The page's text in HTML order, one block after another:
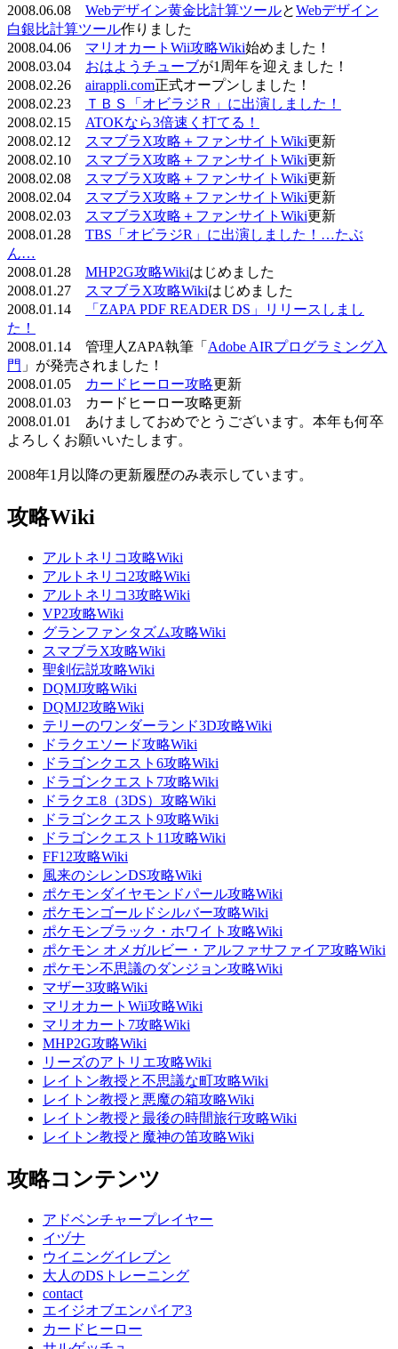
2008.06.08 Webデザイン黄金比計算ツールとWebデザイン
白銀比計算ツール作りました
2008.04.06 マリオカートWii攻略Wiki始めました！
2008.03.04 おはようチューブが1周年を迎えました！
2008.02.26 airappli.com正式オープンしました！
2008.02.23
ＴＢＳ「オビラジＲ」に出演しました！
2008.02.15 ATOKなら3倍速く打てる！
2008.02.12
スマブラX攻略＋ファンサイトWiki更新
2008.02.10
スマブラX攻略＋ファンサイトWiki更新
2008.02.08
スマブラX攻略＋ファンサイトWiki更新
2008.02.04
スマブラX攻略＋ファンサイトWiki更新
2008.02.03
スマブラX攻略＋ファンサイトWiki更新
2008.01.28 TBS「オビラジR」に出演しました！…たぶ
ん…
2008.01.28 MHP2G攻略Wikiはじめました
2008.01.27
スマブラX攻略Wikiはじめました
2008.01.14
「ZAPA PDF READER DS」リリースしまし
た！
2008.01.14 管理人ZAPA執筆「 Adobe AIRプログラミング入
門 」が発売されました！
2008.01.05
カードヒーロー攻略更新
2008.01.03 カードヒーロー攻略更新
2008.01.01 あけましておめでとうございます。本年も何卒
よろしくお願いいたします。
2008年1月以降の更新履歴のみ表示しています。
攻略Wiki
アルトネリコ攻略Wiki
アルトネリコ2攻略Wiki
アルトネリコ3攻略Wiki
VP2攻略Wiki
グランファンタズム攻略Wiki
スマブラX攻略Wiki
聖剣伝説攻略Wiki
DQMJ攻略Wiki
DQMJ2攻略Wiki
テリーのワンダーランド3D攻略Wiki
ドラクエソード攻略Wiki
ドラゴンクエスト6攻略Wiki
ドラゴンクエスト7攻略Wiki
ドラクエ8（3DS）攻略Wiki
ドラゴンクエスト9攻略Wiki
ドラゴンクエスト11攻略Wiki
FF12攻略Wiki
風来のシレンDS攻略Wiki
ポケモンダイヤモンドパール攻略Wiki
ポケモンゴールドシルバー攻略Wiki
ポケモンブラック・ホワイト攻略Wiki
ポケモン オメガルビー・アルファサファイア攻略Wiki
ポケモン不思議のダンジョン攻略Wiki
マザー3攻略Wiki
マリオカートWii攻略Wiki
マリオカート7攻略Wiki
MHP2G攻略Wiki
リーズのアトリエ攻略Wiki
レイトン教授と不思議な町攻略Wiki
レイトン教授と悪魔の箱攻略Wiki
レイトン教授と最後の時間旅行攻略Wiki
レイトン教授と魔神の笛攻略Wiki
攻略コンテンツ
アドベンチャープレイヤー
イヅナ
ウイニングイレブン
大人のDSトレーニング
contact
エイジオブエンパイア3
カードヒーロー